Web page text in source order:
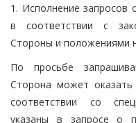
1. Исполнение запросов
в соответствии с
Стороны и положениями
По просьбе
Сторона может
соответствии со
указаны в запросе о